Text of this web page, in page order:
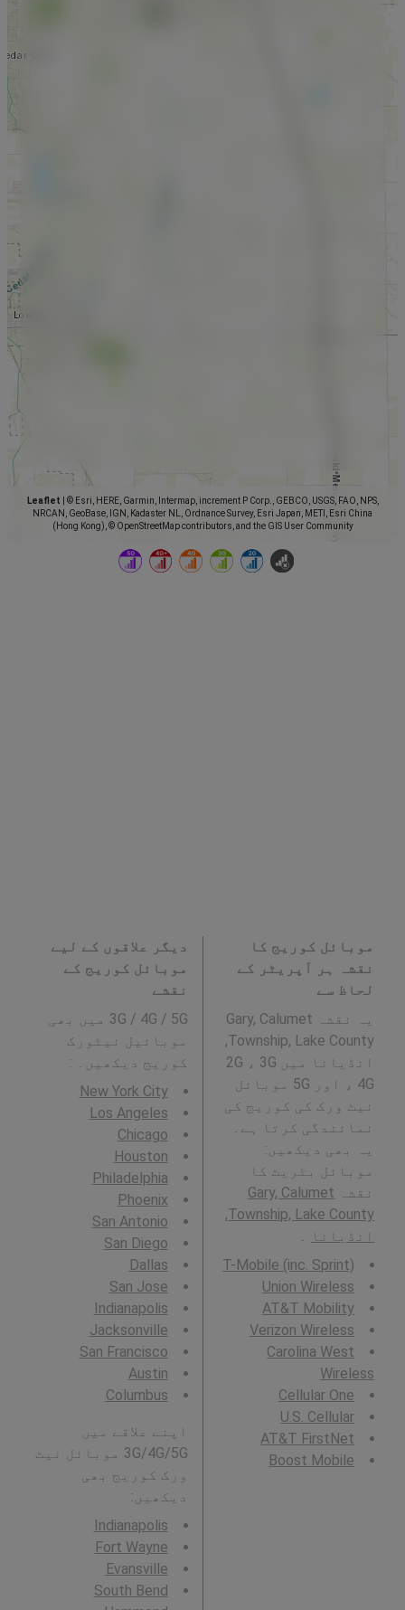
Leaflet
© Esri, HERE, Garmin, Intermap, increment P Corp., GEBCO, USGS, FAO, NPS,
NRCAN, GeoBase, IGN, Kadaster NL, Ordnance Survey, Esri Japan, METI, Esri China
(Hong Kong), © OpenStreetMap contributors, and the GIS User Community
موبائل کوریج کا
نقشہ ہر آپریٹر کے
لحاظ سے
یہ نقشہ Gary, Calumet
Township, Lake County,
انڈیانا میں 2G ، 3G
، 4G اور 5G موبائل
نیٹ ورک کی کوریج کی
نمائندگی کرتا ہے۔
یہ بھی دیکھیں:
موبائل بٹریٹ کا
نقشہ Gary, Calumet
Township, Lake County,
انڈیانا
۔
T-Mobile (inc. Sprint)
Union Wireless
AT&T Mobility
Verizon Wireless
Carolina West
Wireless
Cellular One
U.S. Cellular
AT&T FirstNet
Boost Mobile
دیگر علاقوں کے لیے
موبائل کوریج کے
نقشے
3G / 4G / 5G میں بھی
موبائیل نیٹورک
کوریج دیکھیں۔ :
New York City
Los Angeles
Chicago
Houston
Philadelphia
Phoenix
San Antonio
San Diego
Dallas
San Jose
Indianapolis
Jacksonville
San Francisco
Austin
Columbus
اپنے علاقے میں
3G/4G/5G موبائل نیٹ
ورک کوریج بھی
دیکھیں:
Indianapolis
Fort Wayne
Evansville
South Bend